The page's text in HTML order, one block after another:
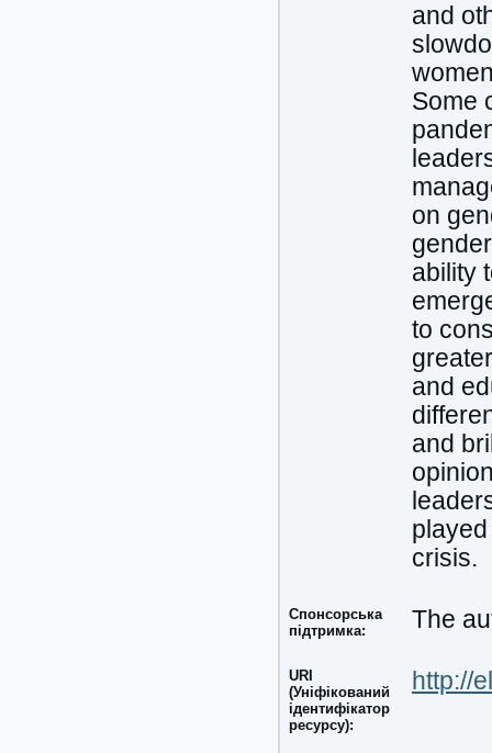
and
Some
on
ability
to
and
and
crisis.
Спонсорська
підтримка:
The
URI
(Уніфікований
ідентифікатор
ресурсу):
http://